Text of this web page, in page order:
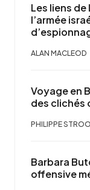
Les liens
l’armée
ALAN MACLEOD
Voyage en
des clichés
PHILIPPE
Barbara
offensive